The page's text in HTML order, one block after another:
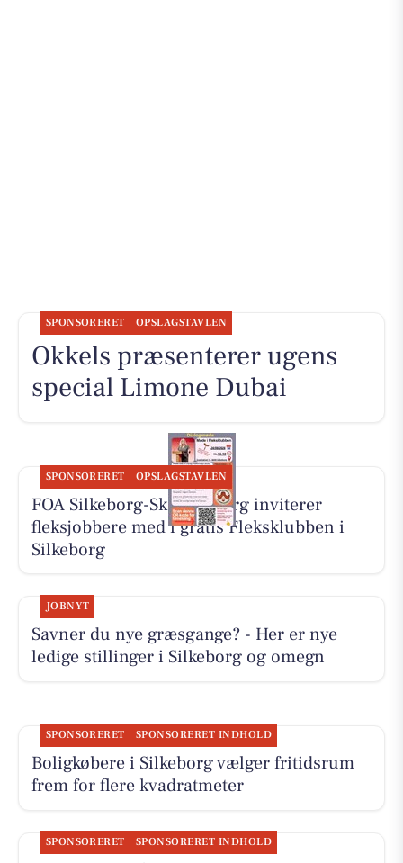
SPONSORERET OPSLAGSTAVLEN
Okkels præsenterer ugens
special Limone Dubai
SPONSORERET OPSLAGSTAVLEN
FOA Silkeborg-Skanderborg inviterer
fleksjobbere med i gratis Fleksklubben i
Silkeborg
JOBNYT
Savner du nye græsgange? - Her er nye
ledige stillinger i Silkeborg og omegn
SPONSORERET SPONSORERET INDHOLD
Boligkøbere i Silkeborg vælger fritidsrum
frem for flere kvadratmeter
SPONSORERET SPONSORERET INDHOLD